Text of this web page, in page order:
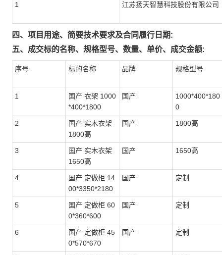
1 江苏扬天智慧科技股份有限公司
四、项目用途、简要技术要求及合同履行日期:
五、成交标的名称、规格型号、数量、单价、成交金额:
序号 标的名称 品牌 规格型号
1
国产 衣架 1000
*400*1800
国产
1000*400*180
0
2
国产 实木衣架
1800高
国产 1800高
3
国产 实木衣架
1650高
国产 1650高
4
国产 定做柜 14
00*3350*2180
国产 定制
5
国产 定做柜 60
0*360*600
国产 定制
6
国产 定做柜 45
0*570*670
国产 定制